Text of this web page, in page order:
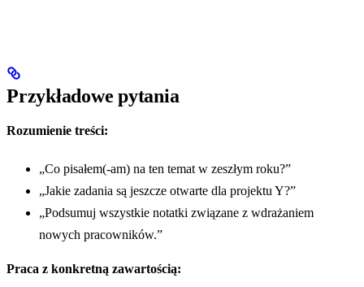
Przykładowe pytania
Rozumienie treści:
„Co pisałem(-am) na ten temat w zeszłym roku?”
„Jakie zadania są jeszcze otwarte dla projektu Y?”
„Podsumuj wszystkie notatki związane z wdrażaniem
nowych pracowników.”
Praca z konkretną zawartością: